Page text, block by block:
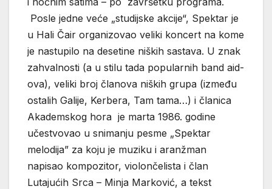
Posle jedne veće „studijske akcije“, Spektar je
u Hali Čair organizovao veliki koncert na kome
je nastupilo na desetine niških sastava. U znak
zahvalnosti (a u stilu tada popularnih band aid-
ova), veliki broj članova niških grupa (između
ostalih Galije, Kerbera, Tam tama…) i članica
Akademskog hora je marta 1986. godine
učestvovao u snimanju pesme „Spektar
melodija” za koju je muziku i aranžman
napisao kompozitor, violončelista i član
Lutajućih Srca – Minja Marković, a tekst